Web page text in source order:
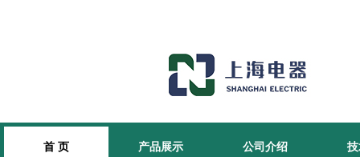
首 页 产品展示 公司介绍